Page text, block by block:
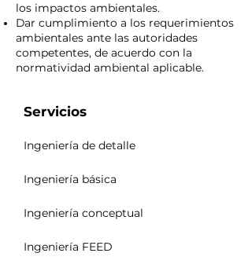
los impactos ambientales.
Dar cumplimiento a los requerimientos
ambientales ante las autoridades
competentes, de acuerdo con la
normatividad ambiental aplicable.
Servicios
Ingeniería de detalle
Ingeniería básica
Ingeniería conceptual
Ingeniería FEED